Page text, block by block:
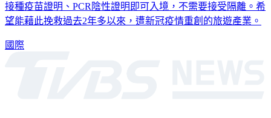
接種疫苗證明、PCR陰性證明即可入境，不需要接受隔離。希
望能藉此挽救過去2年多以來，遭新冠疫情重創的旅遊產業。
國際